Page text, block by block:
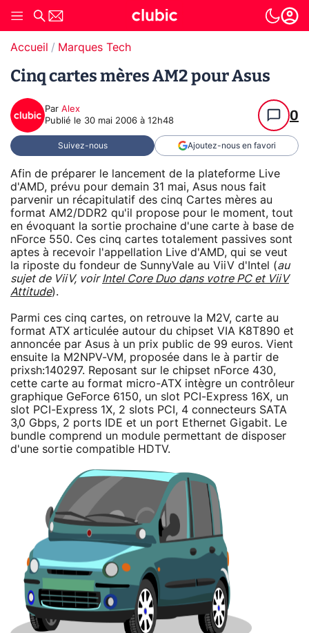
Accueil Marques Tech
Cinq cartes mères AM2 pour Asus
Par Alex
Publié le 30 mai 2006 à 12h48 0
Suivez-nous Ajoutez-nous en favori
Afin de préparer le lancement de la plateforme Live
d'AMD, prévu pour demain 31 mai, Asus nous fait
parvenir un récapitulatif des cinq Cartes mères au
format AM2/DDR2 qu'il propose pour le moment, tout
en évoquant la sortie prochaine d'une carte à base de
nForce 550. Ces cinq cartes totalement passives sont
aptes à recevoir l'appellation Live d'AMD, qui se veut
la riposte du fondeur de SunnyVale au ViiV d'Intel (au
sujet de ViiV, voirIntel Core Duo dans votre PC et ViiV
Attitude).
Parmi ces cinq cartes, on retrouve la M2V, carte au
format ATX articulée autour du chipset VIA K8T890 et
annoncée par Asus à un prix public de 99 euros. Vient
ensuite la M2NPV-VM, proposée dans le à partir de
prixsh:140297. Reposant sur le chipset nForce 430,
cette carte au format micro-ATX intègre un contrôleur
graphique GeForce 6150, un slot PCI-Express 16X, un
slot PCI-Express 1X, 2 slots PCI, 4 connecteurs SATA
3,0 Gbps, 2 ports IDE et un port Ethernet Gigabit. Le
bundle comprend un module permettant de disposer
d'une sortie compatible HDTV.